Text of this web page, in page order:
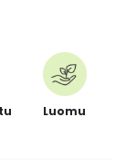
Luomu